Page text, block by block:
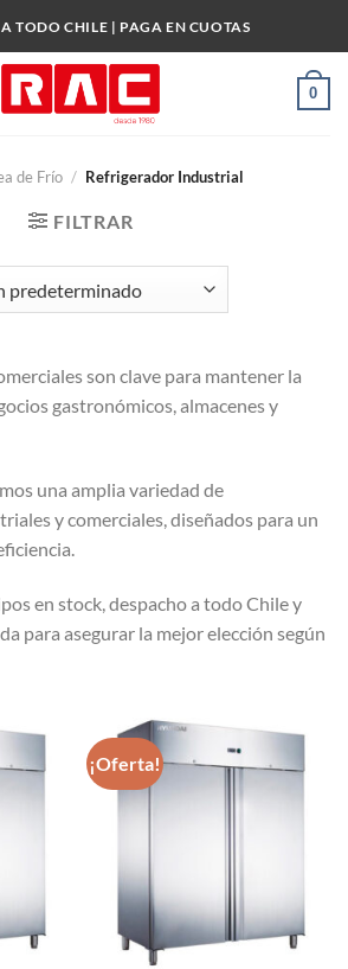
TODO CHILE | PAGA EN CUOTAS
0
de Frío / Refrigerador Industrial
FILTRAR
son clave para mantener la
gastronómicos, almacenes y
una amplia variedad de
y comerciales, diseñados para un
en stock, despacho a todo Chile y
para asegurar la mejor elección según
¡Oferta!